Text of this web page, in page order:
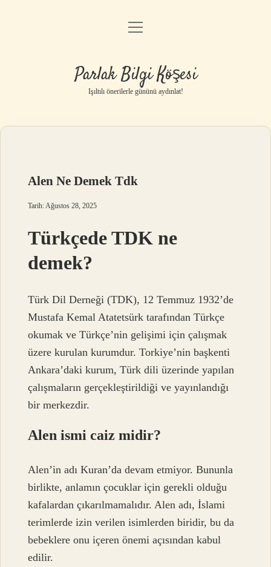
Anasayfa
Yasal Uyarı
menüyü
Parlak Bilgi Köşesi
Işıltılı önerilerle gününü aydınlat!
Alen Ne Demek Tdk
Tarih: Ağustos 28, 2025
Türkçede TDK ne
demek?
Türk Dil Derneği (TDK), 12 Temmuz 1932’de
Mustafa Kemal Atatetsürk tarafından Türkçe
okumak ve Türkçe’nin gelişimi için çalışmak
üzere kurulan kurumdur. Torkiye’nin başkenti
Ankara’daki kurum, Türk dili üzerinde yapılan
çalışmaların gerçekleştirildiği ve yayınlandığı
bir merkezdir.
Alen ismi caiz midir?
Alen’in adı Kuran’da devam etmiyor. Bununla
birlikte, anlamın çocuklar için gerekli olduğu
kafalardan çıkarılmamalıdır. Alen adı, İslami
terimlerde izin verilen isimlerden biridir, bu da
bebeklere onu içeren önemi açısından kabul
edilir.